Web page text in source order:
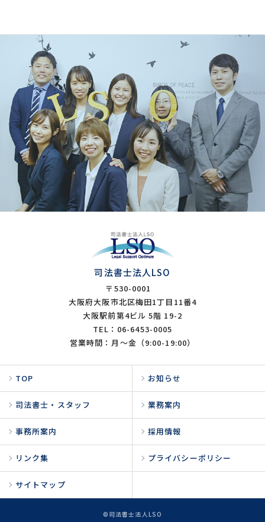
司法書士法人LSO
〒530-0001
大阪府大阪市北区梅田1丁目11番4
大阪駅前第4ビル 5階 19-2
TEL：06-6453-0005
営業時間：月～金（9:00-19:00）
TOP お知らせ
司法書士・スタッフ 業務案内
事務所案内 採用情報
リンク集 プライバシーポリシー
サイトマップ
©司法書士法人LSO